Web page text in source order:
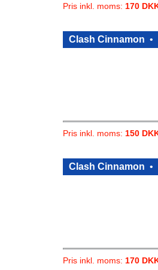
Pris inkl. moms: 170
Clash Cinnamon •
Pris inkl. moms: 150
Clash Cinnamon •
Pris inkl. moms: 170